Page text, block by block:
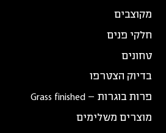
מקוצבים
חלקי פנים
טחונים
בדיוק הצטרפו
פרות בוגרות – Grass finished
מוצרים משלימים